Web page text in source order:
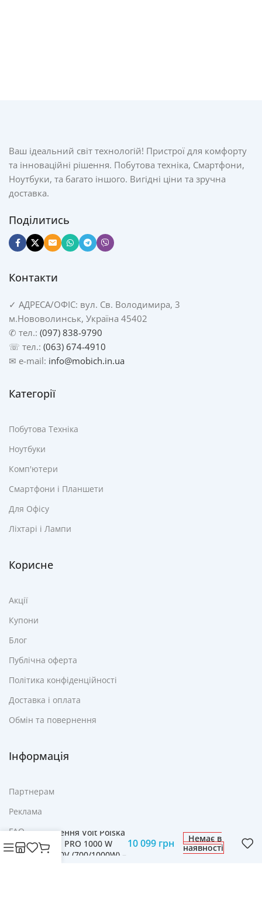
Ваш ідеальний світ технологій! Пристрої для комфорту
та інноваційні рішення. Побутова техніка, Смартфони,
Ноутбуки, та багато іншого. Вигідні ціни та зручна
доставка.
Поділитись
Контакти
✓ АДРЕСА/ОФІС: вул. Св. Володимира, 3
м.Нововолинськ, Україна 45402
✆ тел.: (097) 838-9790
☏ тел.: (063) 674-4910
✉ e-mail: info@mobich.in.ua
Категорії
Побутова Техніка
Ноутбуки
Комп'ютери
Смартфони і Планшети
Для Офісу
Ліхтарі і Лампи
Корисне
Акції
Купони
Блог
Публічна оферта
Політика конфіденційності
Доставка і оплата
Обмін та повернення
Інформація
Партнерам
Реклама
FAQ
Контакти
Джерело
Живлення Volt Polska
SINUS PRO 1000 W
12/230V (700/1000W) –
Надійний Захист
10 099 грн
Немає в
наявності